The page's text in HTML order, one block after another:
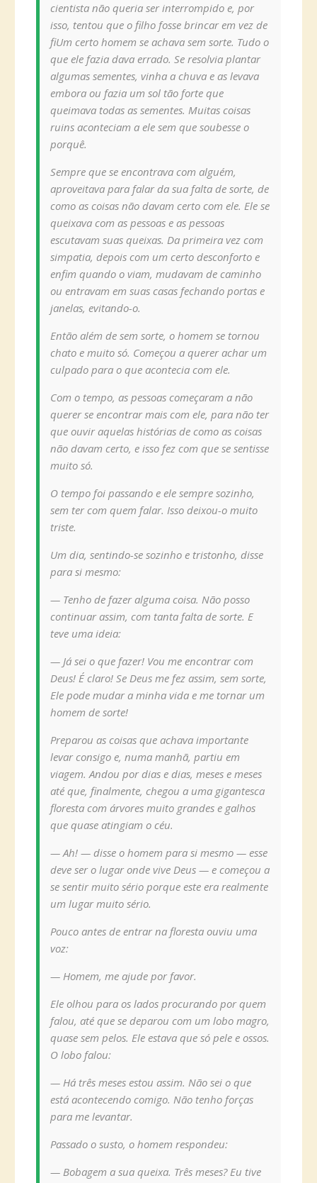
cientista não queria ser interrompido e, por
isso, tentou que o filho fosse brincar em vez de
fiUm certo homem se achava sem sorte. Tudo o
que ele fazia dava errado. Se resolvia plantar
algumas sementes, vinha a chuva e as levava
embora ou fazia um sol tão forte que
queimava todas as sementes. Muitas coisas
ruins aconteciam a ele sem que soubesse o
porquê.
Sempre que se encontrava com alguém,
aproveitava para falar da sua falta de sorte, de
como as coisas não davam certo com ele. Ele se
queixava com as pessoas e as pessoas
escutavam suas queixas. Da primeira vez com
simpatia, depois com um certo desconforto e
enfim quando o viam, mudavam de caminho
ou entravam em suas casas fechando portas e
janelas, evitando-o.
Então além de sem sorte, o homem se tornou
chato e muito só. Começou a querer achar um
culpado para o que acontecia com ele.
Com o tempo, as pessoas começaram a não
querer se encontrar mais com ele, para não ter
que ouvir aquelas histórias de como as coisas
não davam certo, e isso fez com que se sentisse
muito só.
O tempo foi passando e ele sempre sozinho,
sem ter com quem falar. Isso deixou-o muito
triste.
Um dia, sentindo-se sozinho e tristonho, disse
para si mesmo:
— Tenho de fazer alguma coisa. Não posso
continuar assim, com tanta falta de sorte. E
teve uma ideia:
— Já sei o que fazer! Vou me encontrar com
Deus! É claro! Se Deus me fez assim, sem sorte,
Ele pode mudar a minha vida e me tornar um
homem de sorte!
Preparou as coisas que achava importante
levar consigo e, numa manhã, partiu em
viagem. Andou por dias e dias, meses e meses
até que, finalmente, chegou a uma gigantesca
floresta com árvores muito grandes e galhos
que quase atingiam o céu.
— Ah! — disse o homem para si mesmo — esse
deve ser o lugar onde vive Deus — e começou a
se sentir muito sério porque este era realmente
um lugar muito sério.
Pouco antes de entrar na floresta ouviu uma
voz:
— Homem, me ajude por favor.
Ele olhou para os lados procurando por quem
falou, até que se deparou com um lobo magro,
quase sem pelos. Ele estava que só pele e ossos.
O lobo falou:
— Há três meses estou assim. Não sei o que
está acontecendo comigo. Não tenho forças
para me levantar.
Passado o susto, o homem respondeu:
— Bobagem a sua queixa. Três meses? Eu tive